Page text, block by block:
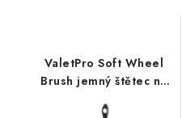
ValetPro Soft Wheel
Brush jemný štětec na